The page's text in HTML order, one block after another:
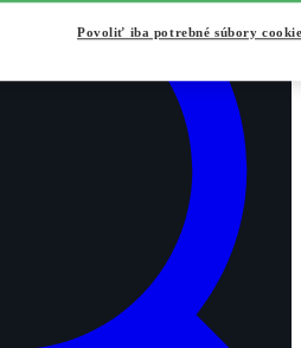
Povoliť iba potrebné súbory